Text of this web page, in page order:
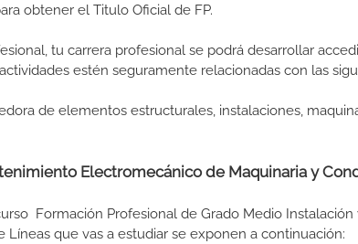
obtener el Titulo Oficial de FP.
tu carrera profesional se podrá desarrollar
estén seguramente relacionadas con las
de elementos estructurales, instalaciones,
Electromecánico de Maquinaria y
Formación Profesional de Grado Medio
Líneas que vas a estudiar se exponen a continuación: